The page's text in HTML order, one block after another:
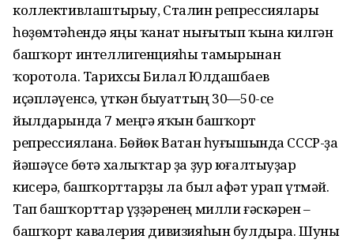
коллективлаштырыу, Сталин репрессиялары
һөҙөмтәһендә яңы ҡанат нығытып ҡына килгән
башҡорт интеллигенцияһы тамырынан
ҡоротола. Тарихсы Билал Юлдашбаев
иҫәпләүенсә, үткән быуаттың 30—50-се
йылдарында 7 меңгә яҡын башҡорт
репрессиялана. Бөйөк Ватан һуғышында СССР-ҙа
йәшәүсе бөтә халыҡтар ҙа ҙур юғалтыуҙар
кисерә, башҡорттарҙы ла был афәт урап үтмәй.
Тап башҡорттар үҙҙәренең милли ғәскәрен –
башҡорт кавалерия дивизияһын булдыра. Шуны